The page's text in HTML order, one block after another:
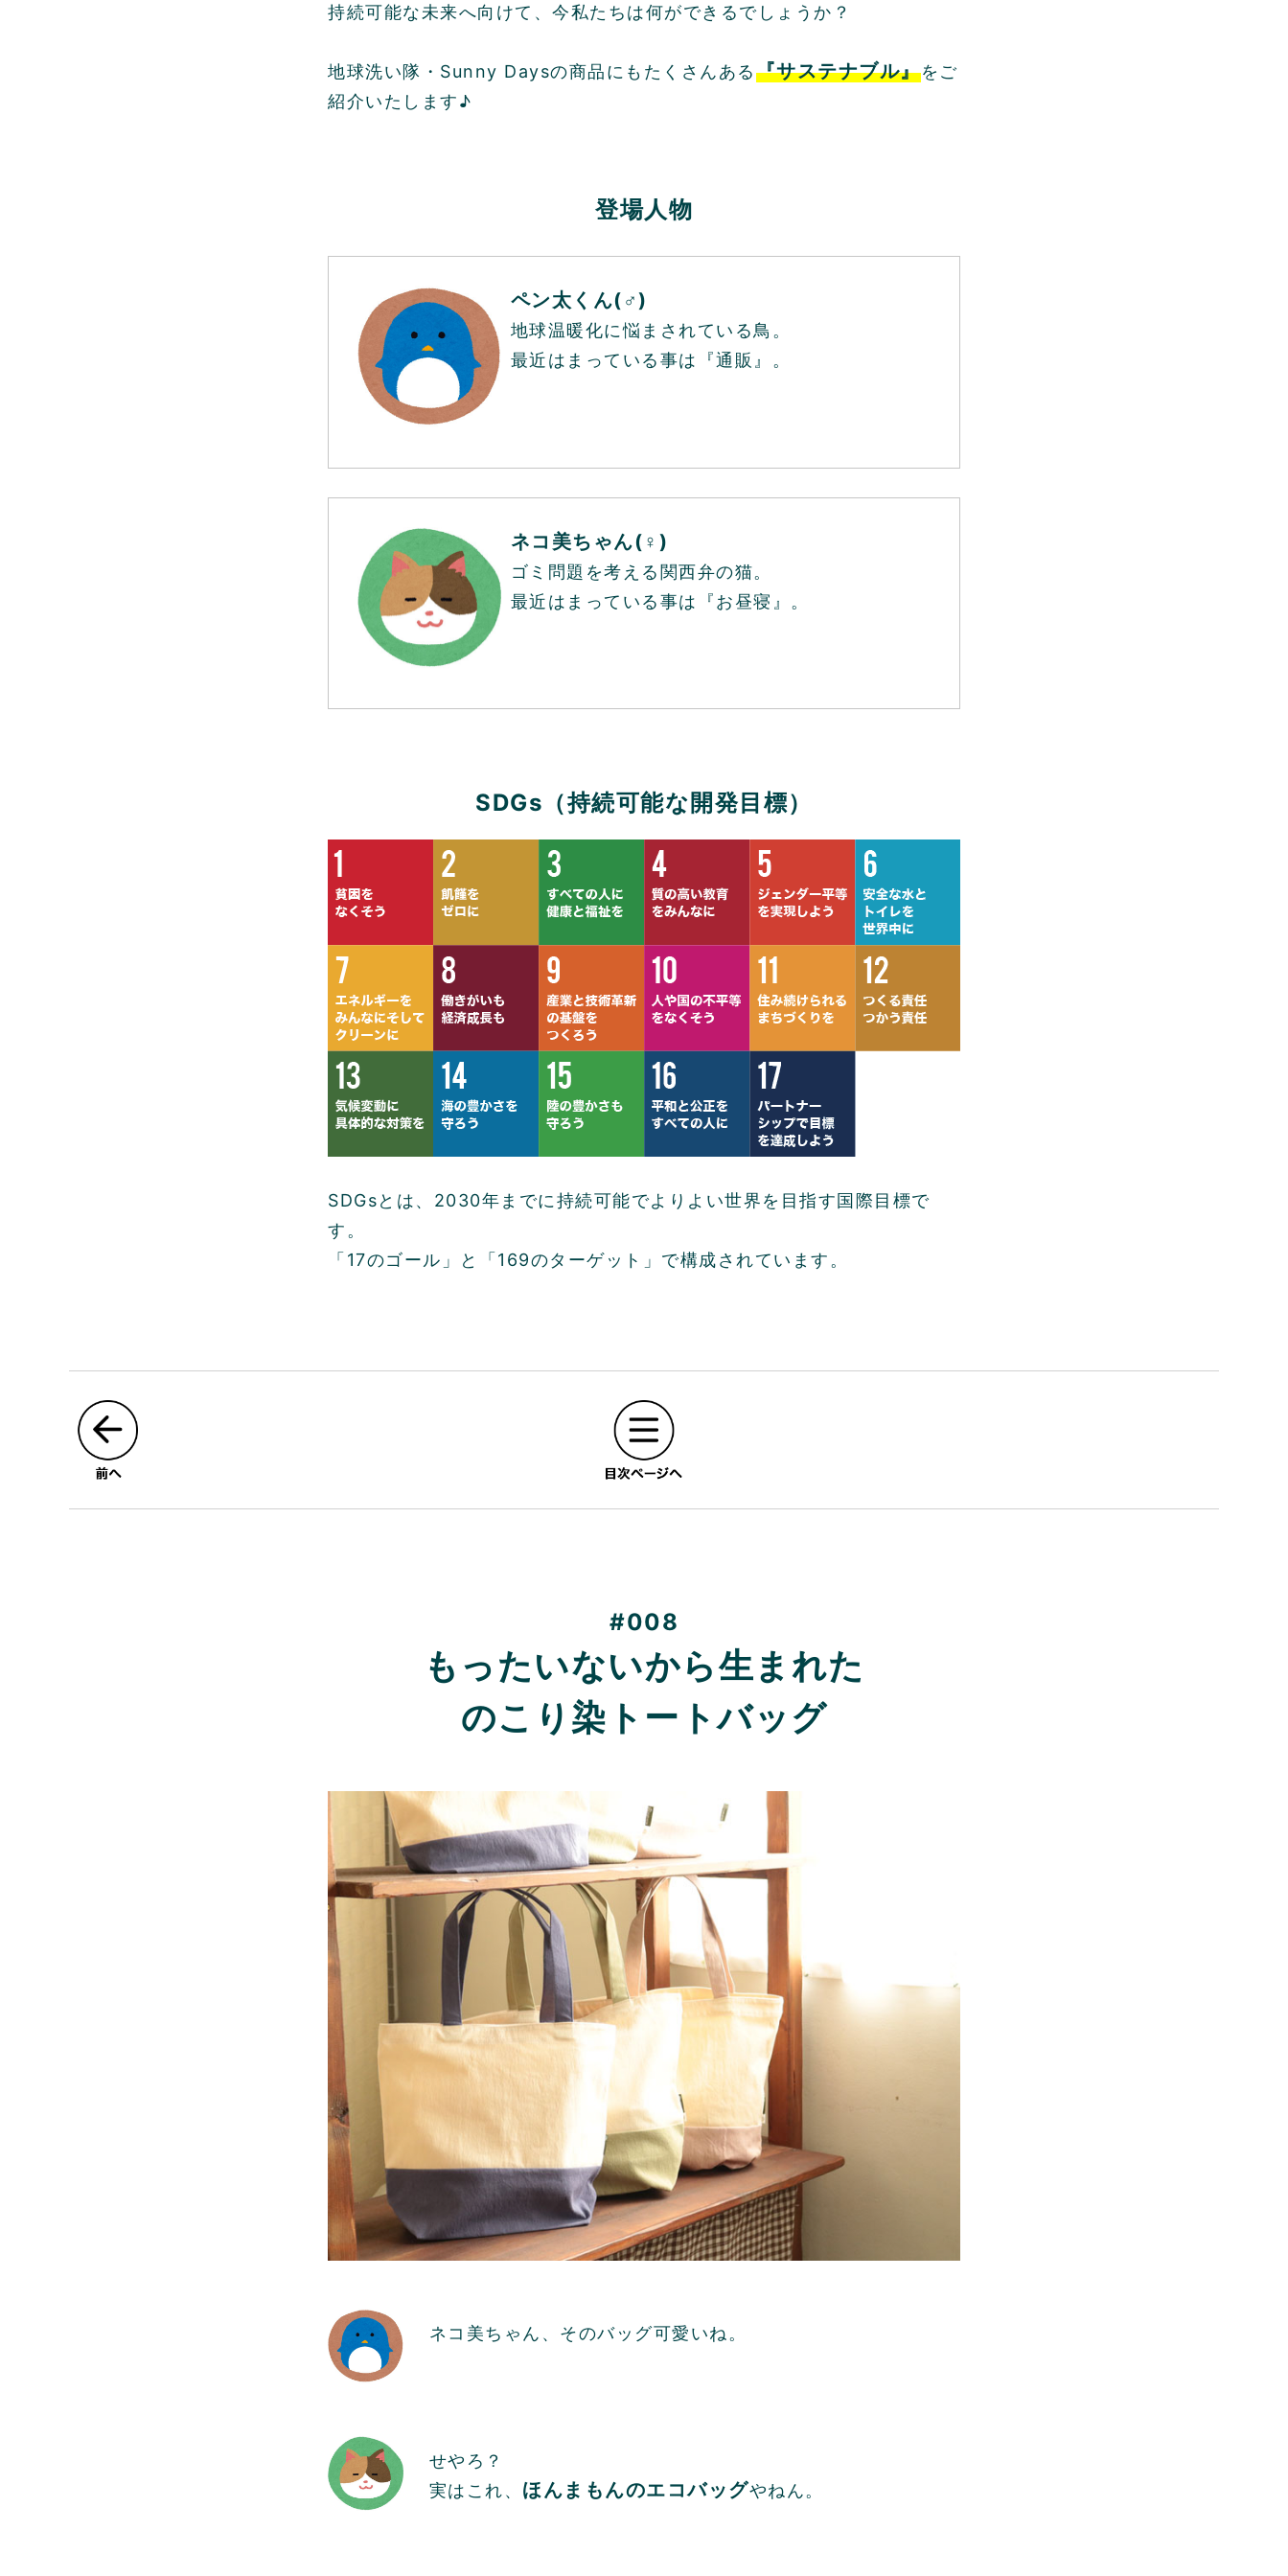
持続可能な未来へ向けて、今私たちは何ができるでしょうか？
地球洗い隊・Sunny Daysの商品にもたくさんある『サステナブル』をご
紹介いたします♪
登場人物
ペン太くん(♂)
地球温暖化に悩まされている鳥。
最近はまっている事は『通販』。
ネコ美ちゃん(♀)
ゴミ問題を考える関西弁の猫。
最近はまっている事は『お昼寝』。
SDGs（持続可能な開発目標）
SDGsとは、2030年までに持続可能でよりよい世界を目指す国際目標で
す。
「17のゴール」と「169のターゲット」で構成されています。
#008
もったいないから生まれた
のこり染トートバッグ
ネコ美ちゃん、そのバッグ可愛いね。
せやろ？
実はこれ、 ほんまもんのエコバッグやねん。